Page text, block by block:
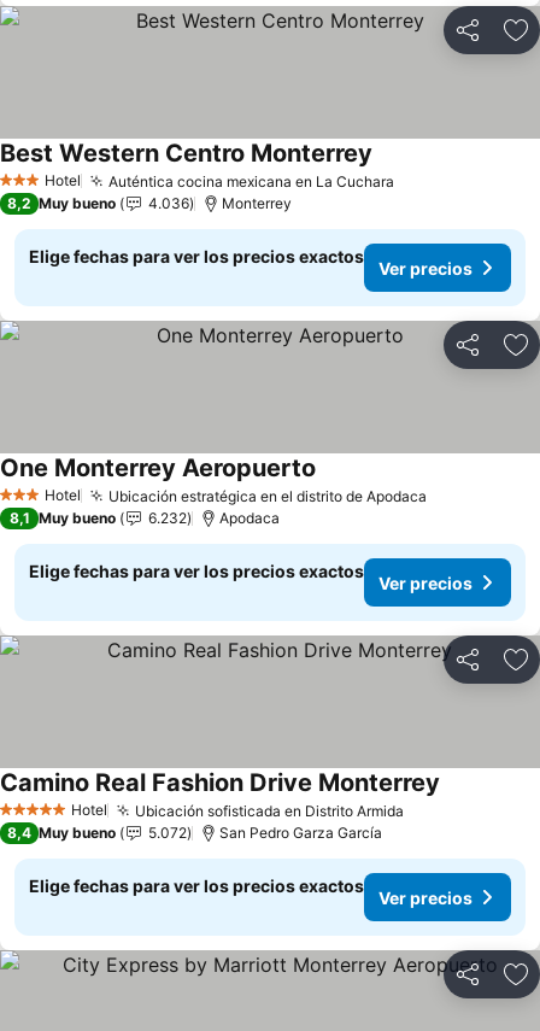
Compartir
3 Estrellas
Hotel Auténtica cocina mexicana en La Cuchara
Best Western Centro Monterrey
8,2 Muy bueno 4.036 Monterrey
Elige fechas para ver los precios exactos
Ver precios
Compartir
3 Estrellas
Hotel Ubicación estratégica en el distrito de Apodaca
One Monterrey Aeropuerto
8,1 Muy bueno 6.232 Apodaca
Elige fechas para ver los precios exactos
Ver precios
Compartir
5 Estrellas Hotel Ubicación sofisticada en Distrito Armida
Camino Real Fashion Drive Monterrey
8,4 Muy bueno 5.072 San Pedro Garza García
Elige fechas para ver los precios exactos
Ver precios
Compartir